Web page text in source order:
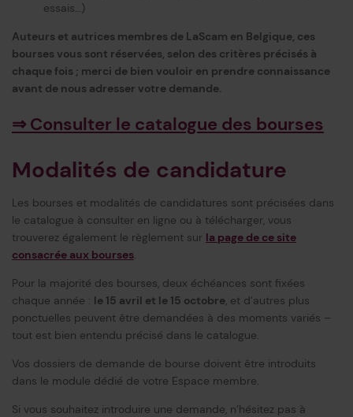
essais…)
Auteurs et autrices membres de LaScam en Belgique, ces
bourses vous sont réservées, selon des critères précisés à
chaque fois ; merci de bien vouloir en prendre connaissance
avant de nous adresser votre demande.
⇒ Consulter le catalogue des bourses
Modalités de candidature
Les bourses et modalités de candidatures sont précisées dans
le catalogue à consulter en ligne ou à télécharger, vous
trouverez également le règlement sur la page de ce site
consacrée aux bourses.
Pour la majorité des bourses, deux échéances sont fixées
chaque année : le 15 avril et le 15 octobre, et d’autres plus
ponctuelles peuvent être demandées à des moments variés –
tout est bien entendu précisé dans le catalogue.
Vos dossiers de demande de bourse doivent être introduits
dans le module dédié de votre Espace membre.
Si vous souhaitez introduire une demande, n’hésitez pas à